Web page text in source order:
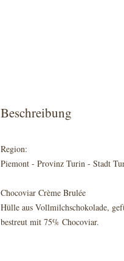
Beschreibung
Region:
Piemont - Provinz Turin - Stadt
Chocoviar Crème Brulée
Hülle aus Vollmilchschokolade,
bestreut mit 75% Chocoviar.